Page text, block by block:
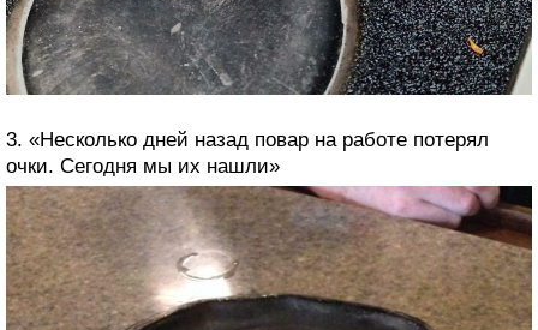
3. «Несколько дней назад повар на работе потерял
очки. Сегодня мы их нашли»